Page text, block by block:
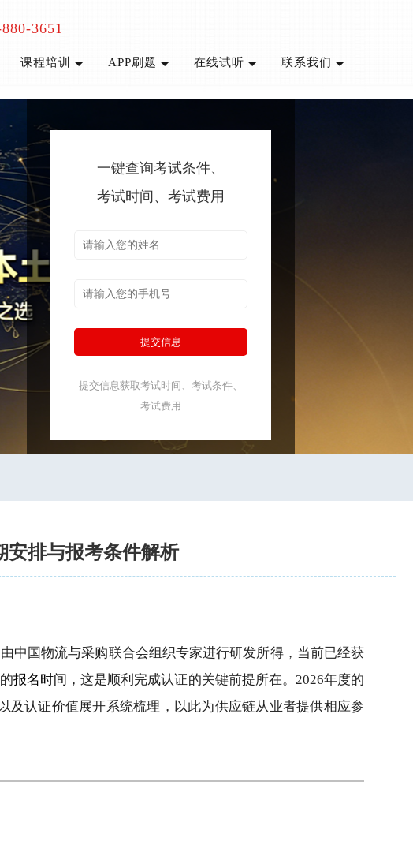
3651
课程培训 APP刷题 在线试听 联系我们
一键查询考试条件、
考试时间、考试费用
提交信息
提交信息获取考试时间、考试条件、
考试费用
安排与报考条件解析
中国物流与采购联合会组织专家进行研发所得，当前已经获
的报名时间 ，这是顺利完成认证的关键前提所在。2026年度的
及认证价值展开系统梳理，以此为供应链从业者提供相应参